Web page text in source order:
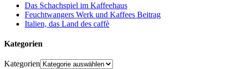
Das Schachspiel im Kaffeehaus
Feuchtwangers Werk und Kaffees Beitrag
Italien, das Land des caffè
Kategorien
Kategorien